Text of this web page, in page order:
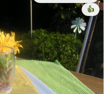
👍